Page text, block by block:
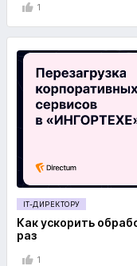
1
IT-ДИРЕКТОРУ
Как ускорить
раз
1